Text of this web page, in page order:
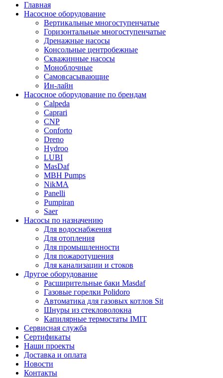
Главная
Насосное оборудование
Вертикальные многоступенчатые
Горизонтальные многоступенчатые
Дренажные насосы
Консольные центробежные
Скважинные насосы
Моноблочные
Самовсасывающие
Ин-лайн
Насосное оборудование по брендам
Calpeda
Caprari
CNP
Conforto
Dreno
Hydroo
LUBI
MasDaf
MBH Pumps
NikMA
Panelli
Pumpiran
Saer
Насосы по назначению
Для водоснабжения
Для отопления
Для промышленности
Для пожаротушения
Для канализации и стоков
Другое оборудование
Расширительные баки Masdaf
Газовые горелки Polidoro
Автоматика для газовых котлов Sit
Шнуры из стекловолокна
Капилярные термостаты IMIT
Сервисная служба
Сертификаты
Наши проекты
Доставка и оплата
Новости
Контакты